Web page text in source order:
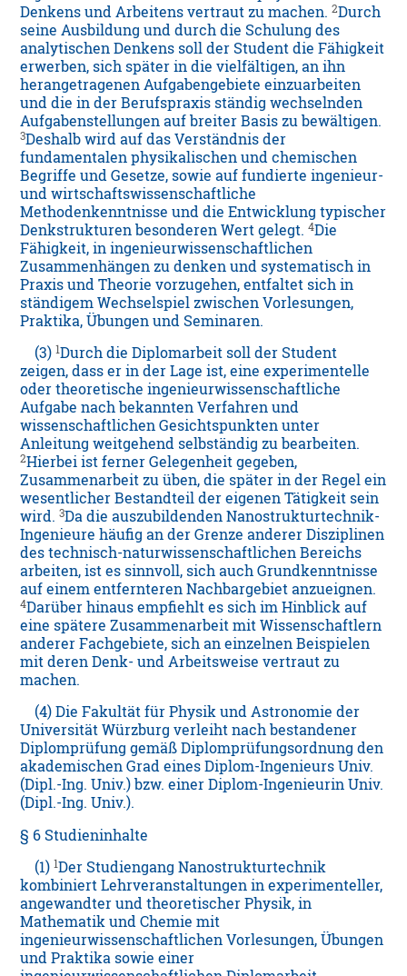
Denkens und Arbeitens vertraut zu machen.2Durch
seine Ausbildung und durch die Schulung des
analytischen Denkens soll der Student die Fähigkeit
erwerben, sich später in die vielfältigen, an ihn
herangetragenen Aufgabengebiete einzuarbeiten
und die in der Berufspraxis ständig wechselnden
Aufgabenstellungen auf breiter Basis zu bewältigen.
3Deshalb wird auf das Verständnis der
fundamentalen physikalischen und chemischen
Begriffe und Gesetze, sowie auf fundierte ingenieur-
und wirtschaftswissenschaftliche
Methodenkenntnisse und die Entwicklung typischer
Denkstrukturen besonderen Wert gelegt.4Die
Fähigkeit, in ingenieurwissenschaftlichen
Zusammenhängen zu denken und systematisch in
Praxis und Theorie vorzugehen, entfaltet sich in
ständigem Wechselspiel zwischen Vorlesungen,
Praktika, Übungen und Seminaren.
(3)1Durch die Diplomarbeit soll der Student
zeigen, dass er in der Lage ist, eine experimentelle
oder theoretische ingenieurwissenschaftliche
Aufgabe nach bekannten Verfahren und
wissenschaftlichen Gesichtspunkten unter
Anleitung weitgehend selbständig zu bearbeiten.
2Hierbei ist ferner Gelegenheit gegeben,
Zusammenarbeit zu üben, die später in der Regel ein
wesentlicher Bestandteil der eigenen Tätigkeit sein
wird.3Da die auszubildenden Nanostrukturtechnik-
Ingenieure häufig an der Grenze anderer Disziplinen
des technisch-naturwissenschaftlichen Bereichs
arbeiten, ist es sinnvoll, sich auch Grundkenntnisse
auf einem entfernteren Nachbargebiet anzueignen.
4Darüber hinaus empfiehlt es sich im Hinblick auf
eine spätere Zusammenarbeit mit Wissenschaftlern
anderer Fachgebiete, sich an einzelnen Beispielen
mit deren Denk- und Arbeitsweise vertraut zu
machen.
(4) Die Fakultät für Physik und Astronomie der
Universität Würzburg verleiht nach bestandener
Diplomprüfung gemäß Diplomprüfungsordnung den
akademischen Grad eines Diplom-Ingenieurs Univ.
(Dipl.-Ing. Univ.) bzw. einer Diplom-Ingenieurin Univ.
(Dipl.-Ing. Univ.).
§ 6 Studieninhalte
(1)1Der Studiengang Nanostrukturtechnik
kombiniert Lehrveranstaltungen in experimenteller,
angewandter und theoretischer Physik, in
Mathematik und Chemie mit
ingenieurwissenschaftlichen Vorlesungen, Übungen
und Praktika sowie einer